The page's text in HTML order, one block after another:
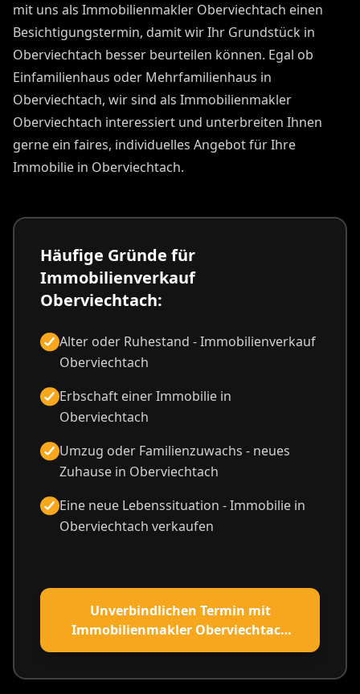
mit uns als Immobilienmakler Oberviechtach einen
Besichtigungstermin, damit wir Ihr Grundstück in
Oberviechtach besser beurteilen können. Egal ob
Einfamilienhaus oder Mehrfamilienhaus in
Oberviechtach, wir sind als Immobilienmakler
Oberviechtach interessiert und unterbreiten Ihnen
gerne ein faires, individuelles Angebot für Ihre
Immobilie in Oberviechtach.
Häufige Gründe für
Immobilienverkauf
Oberviechtach:
Alter oder Ruhestand - Immobilienverkauf
Oberviechtach
Erbschaft einer Immobilie in
Oberviechtach
Umzug oder Familienzuwachs - neues
Zuhause in Oberviechtach
Eine neue Lebenssituation - Immobilie in
Oberviechtach verkaufen
Unverbindlichen Termin mit
Immobilienmakler Oberviechtach
vereinbaren